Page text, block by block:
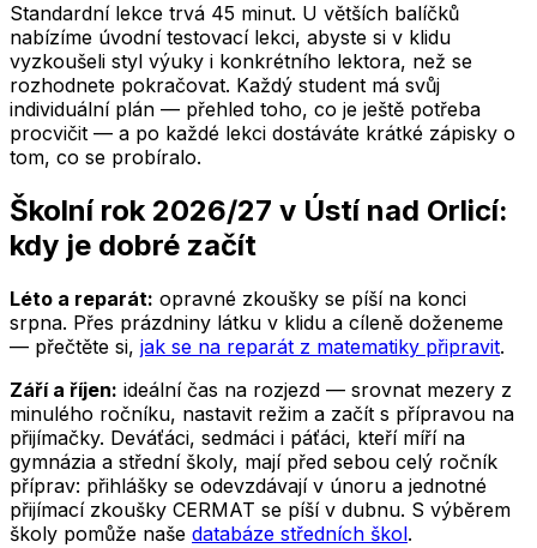
Standardní lekce trvá 45 minut. U větších balíčků
nabízíme úvodní testovací lekci, abyste si v klidu
vyzkoušeli styl výuky i konkrétního lektora, než se
rozhodnete pokračovat. Každý student má svůj
individuální plán — přehled toho, co je ještě potřeba
procvičit — a po každé lekci dostáváte krátké zápisky o
tom, co se probíralo.
Školní rok 2026/27 v Ústí nad Orlicí:
kdy je dobré začít
Léto a reparát: opravné zkoušky se píší na konci
srpna. Přes prázdniny látku v klidu a cíleně doženeme
— přečtěte si, jak se na reparát z matematiky připravit.
Září a říjen: ideální čas na rozjezd — srovnat mezery z
minulého ročníku, nastavit režim a začít s přípravou na
přijímačky. Deváťáci, sedmáci i páťáci, kteří míří na
gymnázia a střední školy, mají před sebou celý ročník
příprav: přihlášky se odevzdávají v únoru a jednotné
přijímací zkoušky CERMAT se píší v dubnu. S výběrem
školy pomůže naše databáze středních škol.